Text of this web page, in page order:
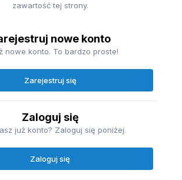
zawartość tej strony.
nowe konto
nowe konto. To bardzo proste!
Zarejestruj się
Zaloguj się
już konto? Zaloguj się poniżej.
Zaloguj się